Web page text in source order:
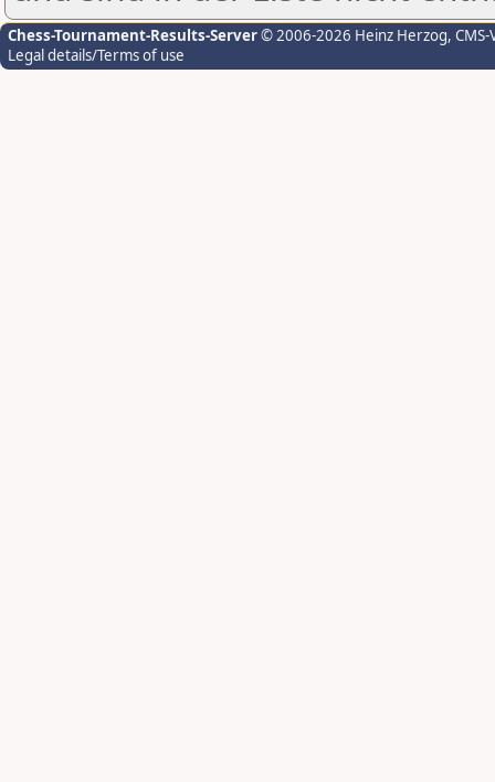
Chess-Tournament-Results-Server© 2006-2026 Heinz Herzog,
Legal details/Terms of use